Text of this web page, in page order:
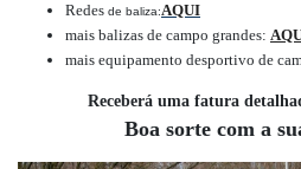
Redes de baliza:AQUI
mais balizas de campo grandes:
mais equipamento desportivo de
Receberá uma fatura
Boa sorte com a